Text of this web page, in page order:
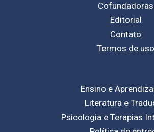
Cofundadoras
Editorial
Contato
Termos de uso
Ensino e
Literatura e
Psicologia e Terapias